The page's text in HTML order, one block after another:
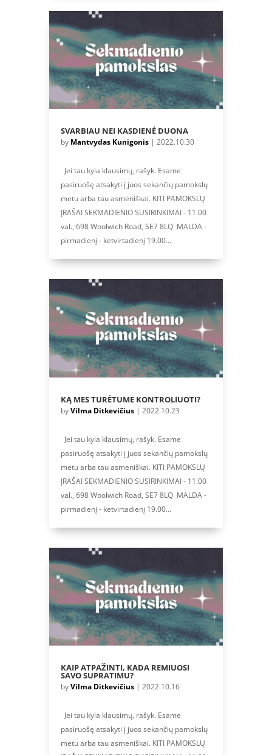
SVARBIAU NEI KASDIENĖ DUONA
by Mantvydas Kunigonis| 2022.10.30
Jei tau kyla klausimų, rašyk. Esame
pasiruošę atsakyti į juos sekančių pamokslų
metu arba tau asmeniškai. KITI PAMOKSLŲ
ĮRAŠAI SEKMADIENIO SUSIRINKIMAI - 11.00
val., 698 Woolwich Road, SE7 8LQ MALDA -
pirmadienį - ketvirtadienį 19.00...
KĄ MES TURĖTUME KONTROLIUOTI?
byVilma Ditkevičius| 2022.10.23
Jei tau kyla klausimų, rašyk. Esame
pasiruošę atsakyti į juos sekančių pamokslų
metu arba tau asmeniškai. KITI PAMOKSLŲ
ĮRAŠAI SEKMADIENIO SUSIRINKIMAI - 11.00
val., 698 Woolwich Road, SE7 8LQ MALDA -
pirmadienį - ketvirtadienį 19.00...
KAIP ATPAŽINTI, KADA REMIUOSI
SAVO SUPRATIMU?
byVilma Ditkevičius| 2022.10.16
Jei tau kyla klausimų, rašyk. Esame
pasiruošę atsakyti į juos sekančių pamokslų
metu arba tau asmeniškai. KITI PAMOKSLŲ